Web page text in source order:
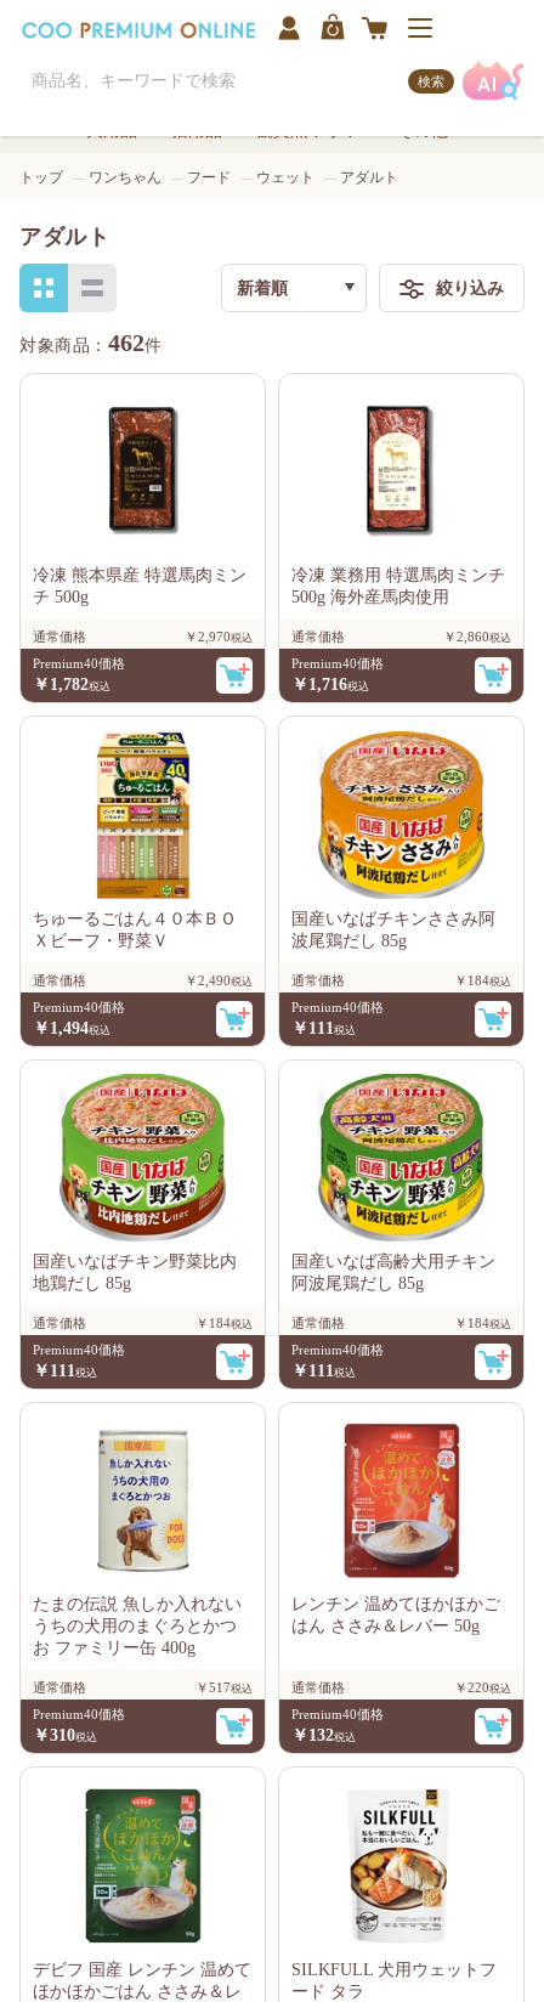
検索
トップ ワンちゃん フード ウェット アダルト
アダルト
絞り込み
検索
新着順
462件
冷凍 熊本県産 特選馬肉ミン
チ 500g
通常価格
￥2,970
Premium40価格
￥1,782
冷凍 業務用 特選馬肉ミンチ
500g 海外産馬肉使用
通常価格
￥2,860
Premium40価格
￥1,716
ちゅーるごはん４０本ＢＯ
Ｘビーフ・野菜Ｖ
通常価格
￥2,490
Premium40価格
￥1,494
国産いなばチキンささみ阿
波尾鶏だし 85g
通常価格
￥184
Premium40価格
￥111
国産いなばチキン野菜比内
地鶏だし 85g
通常価格
￥184
Premium40価格
￥111
国産いなば高齢犬用チキン
阿波尾鶏だし 85g
通常価格
￥184
Premium40価格
￥111
たまの伝説 魚しか入れない
うちの犬用のまぐろとかつ
お ファミリー缶 400g
通常価格
￥517
Premium40価格
￥310
レンチン 温めてほかほかご
はん ささみ＆レバー 50g
通常価格
￥220
Premium40価格
￥132
デビフ 国産 レンチン 温めて
ほかほかごはん ささみ＆レ
SILKFULL 犬用ウェットフ
ード タラ